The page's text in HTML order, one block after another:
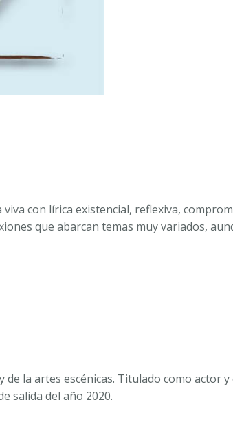
con lírica existencial, reflexiva,
que abarcan temas muy variados,
la artes escénicas. Titulado como actor
salida del año 2020.